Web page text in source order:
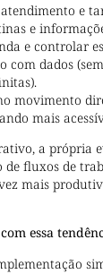
e
e
e controlar
com dados
movimento
mais
a própria
de fluxos de
mais
essa